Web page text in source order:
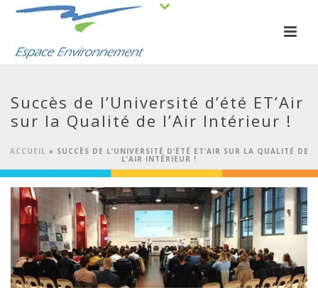
Succès de l’Université d’été ET’Air
sur la Qualité de l’Air Intérieur !
ACCUEIL » SUCCÈS DE L’UNIVERSITÉ D’ÉTÉ ET’AIR SUR LA QUALITÉ DE
L’AIR INTÉRIEUR !